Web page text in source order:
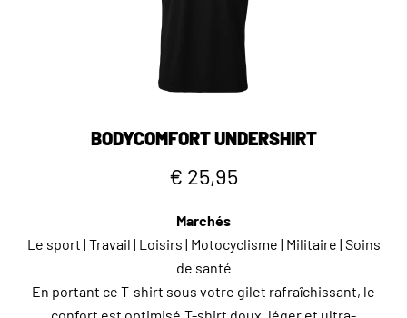
BODYCOMFORT UNDERSHIRT
€ 25,95
Marchés
Le sport | Travail | Loisirs | Motocyclisme | Militaire | Soins
de santé
En portant ce T-shirt sous votre gilet rafraîchissant, le